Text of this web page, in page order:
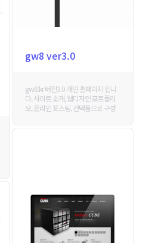
gw8 ver3.0
gw8.kr 버전3.0 개인 홈페이지 입니
다. 사이트 소개, 웹디자인 포트폴리
오, 온라인 포스팅, 컨택폼으로 구성